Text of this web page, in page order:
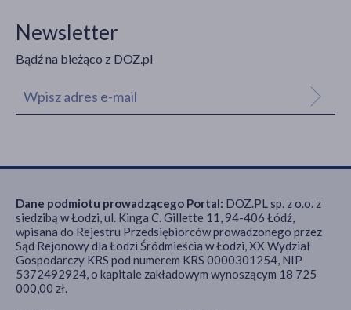
Newsletter
Bądź na bieżąco z DOZ.pl
Dane podmiotu prowadzącego Portal: DOZ.PL sp. z o.o. z
siedzibą w Łodzi, ul. Kinga C. Gillette 11, 94-406 Łódź,
wpisana do Rejestru Przedsiębiorców prowadzonego przez
Sąd Rejonowy dla Łodzi Śródmieścia w Łodzi, XX Wydział
Gospodarczy KRS pod numerem KRS 0000301254, NIP
5372492924, o kapitale zakładowym wynoszącym 18 725
000,00 zł.